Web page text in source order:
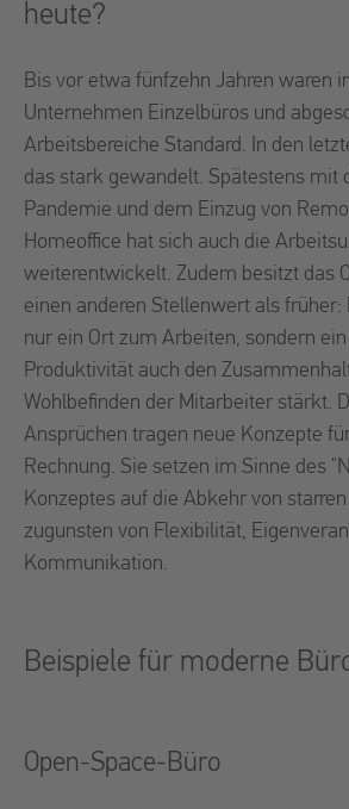
heute?
Bis vor etwa fünfzehn Jahren waren
Unternehmen Einzelbüros und
Arbeitsbereiche Standard. In den
das stark gewandelt. Spätestens mit
Pandemie und dem Einzug von
Homeoffice hat sich auch die
weiterentwickelt. Zudem besitzt das
einen anderen Stellenwert als
nur ein Ort zum Arbeiten, sondern
Produktivität auch den
Wohlbefinden der Mitarbeiter stärkt.
Ansprüchen tragen neue Konzepte
Rechnung. Sie setzen im Sinne des
Konzeptes auf die Abkehr von
zugunsten von Flexibilität,
Kommunikation.
Beispiele für moderne
Open-Space-Büro